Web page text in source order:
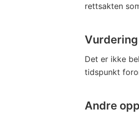
rettsakten
Vurdering
Det er ikke
tidspunkt
Andre